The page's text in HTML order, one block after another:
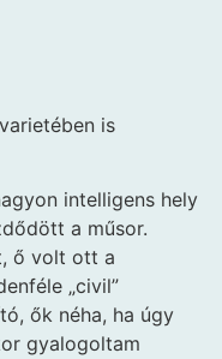
is
intelligens hely
a műsor.
ő volt ott a
„civil”
ők néha, ha úgy
gyalogoltam